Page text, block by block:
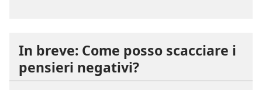
In breve: Come posso scacciare i
pensieri negativi?